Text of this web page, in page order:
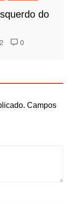
do
0
Campos